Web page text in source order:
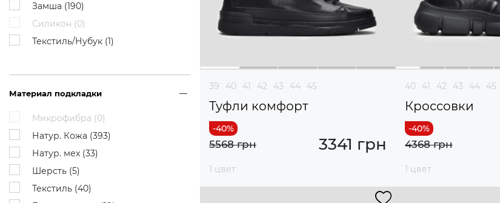
Замша (190)
Силикон (0)
Текстиль/Нубук (1)
Материал подкладки
Микрофибра (0)
Натур. Кожа (393)
Натур. мех (33)
Шерсть (5)
Текстиль (40)
39 40 41 42 43 44 45
Туфли комфорт
3341 грн
5568 грн
1 цвет
40 41 42 43 44 45
Кроссовки
4368 грн
1 цвет